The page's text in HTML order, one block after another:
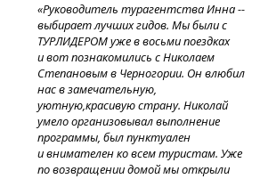
«Руководитель турагентства Инна --
выбирает лучших гидов. Мы были с
ТУРЛИДЕРОМ уже в восьми поездках
и вот познакомились с Николаем
Степановым в Черногории. Он влюбил
нас в замечательную,
уютную,красивую страну. Николай
умело организовывал выполнение
программы, был пунктуален
и внимателен ко всем туристам. Уже
по возвращении домой мы открыли